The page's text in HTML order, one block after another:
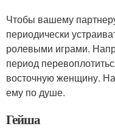
Чтобы вашему
периодически
ролевыми играми.
период
восточную женщину.
ему по душе.
Гейша